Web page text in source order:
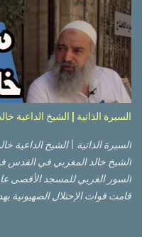
تلة في الزاوية الجنوبية
القديمة) والتي تقع في شرقي
كم متر مربع). المسجد الأقصى
القبة الذهبية) والموجودة في
الجنوبي أو مبنى المسجد
السيرة الذاتية | الشيخ الداعية
السيرة الذاتية | الشيخ الداعية
الشيخ خالد المغربي في القدس
قامت قوات الإحتلال الصهيونية